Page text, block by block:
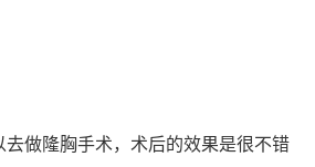
做隆胸手术，术后的效果是很不错